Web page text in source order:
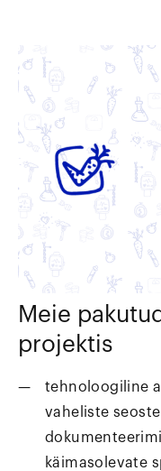
Meie
projektis
tehnoloogiline
vaheliste
käimasolevate